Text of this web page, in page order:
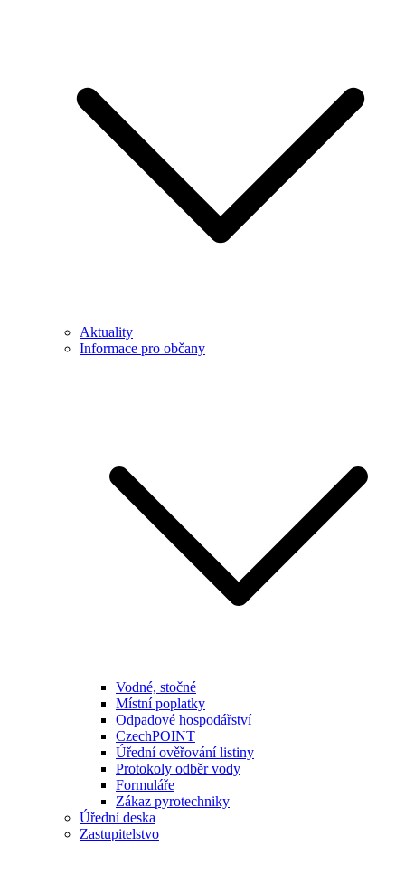
Aktuality
Informace pro občany
Vodné, stočné
Místní poplatky
Odpadové hospodářství
CzechPOINT
Úřední ověřování listiny
Protokoly odběr vody
Formuláře
Zákaz pyrotechniky
Úřední deska
Zastupitelstvo